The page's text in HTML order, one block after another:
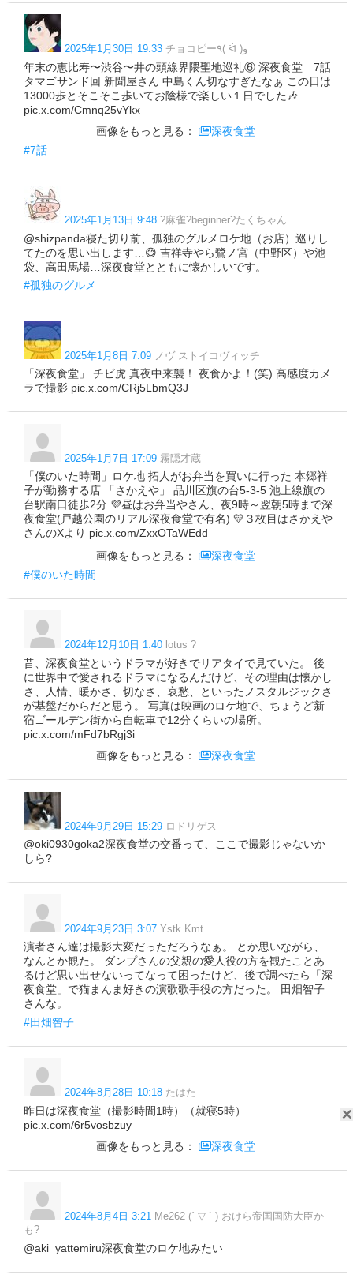
2025年1月30日 19:33 チョコピー٩( ᐛ )و
年末の恵比寿〜渋谷〜井の頭線界隈聖地巡礼⑥ 深夜食堂 7話
タマゴサンド回 新聞屋さん 中島くん切なすぎたなぁ この日は
13000歩とそこそこ歩いてお陰様で楽しい１日でした🎶
pic.x.com/Cmnq25vYkx
画像をもっと見る：
深夜食堂
#7話
2025年1月13日 9:48 ?麻雀?️beginner?たくちゃん
@shizpanda寝た切り前、孤独のグルメロケ地（お店）巡りし
てたのを思い出します…😅 吉祥寺やら鷺ノ宮（中野区）や池
袋、高田馬場…深夜食堂とともに懐かしいです。
#孤独のグルメ
2025年1月8日 7:09 ノヴ ストイコヴィッチ
「深夜食堂」 チビ虎 真夜中来襲！ 夜食かよ！(笑) 高感度カメ
ラで撮影 pic.x.com/CRj5LbmQ3J
2025年1月7日 17:09 霧隠才蔵
「僕のいた時間」ロケ地 拓人がお弁当を買いに行った 本郷祥
子が勤務する店 「さかえや」 品川区旗の台5-3-5 池上線旗の
台駅南口徒歩2分 💜昼はお弁当やさん、夜9時～翌朝5時まで深
夜食堂(戸越公園のリアル深夜食堂で有名) 💛３枚目はさかえや
さんのXより pic.x.com/ZxxOTaWEdd
画像をもっと見る：
深夜食堂
#僕のいた時間
2024年12月10日 1:40 lotus ?
昔、深夜食堂というドラマが好きでリアタイで見ていた。 後
に世界中で愛されるドラマになるんだけど、その理由は懐かし
さ、人情、暖かさ、切なさ、哀愁、といったノスタルジックさ
が基盤だからだと思う。 写真は映画のロケ地で、ちょうど新
宿ゴールデン街から自転車で12分くらいの場所。
pic.x.com/mFd7bRgj3i
画像をもっと見る：
深夜食堂
2024年9月29日 15:29 ロドリゲス
@oki0930goka2深夜食堂の交番って、ここで撮影じゃないか
しら?
2024年9月23日 3:07 Ystk Kmt
演者さん達は撮影大変だっただろうなぁ。 とか思いながら、
なんとか観た。 ダンプさんの父親の愛人役の方を観たことあ
るけど思い出せないってなって困ったけど、後で調べたら「深
夜食堂」で猫まんま好きの演歌歌手役の方だった。 田畑智子
さんな。
#田畑智子
2024年8月28日 10:18 たはた
昨日は深夜食堂（撮影時間1時）（就寝5時）
pic.x.com/6r5vosbzuy
画像をもっと見る：
深夜食堂
2024年8月4日 3:21 Me262 (´ ▽ ` ) おけら帝国国防大臣か
も?
@aki_yattemiru深夜食堂のロケ地みたい